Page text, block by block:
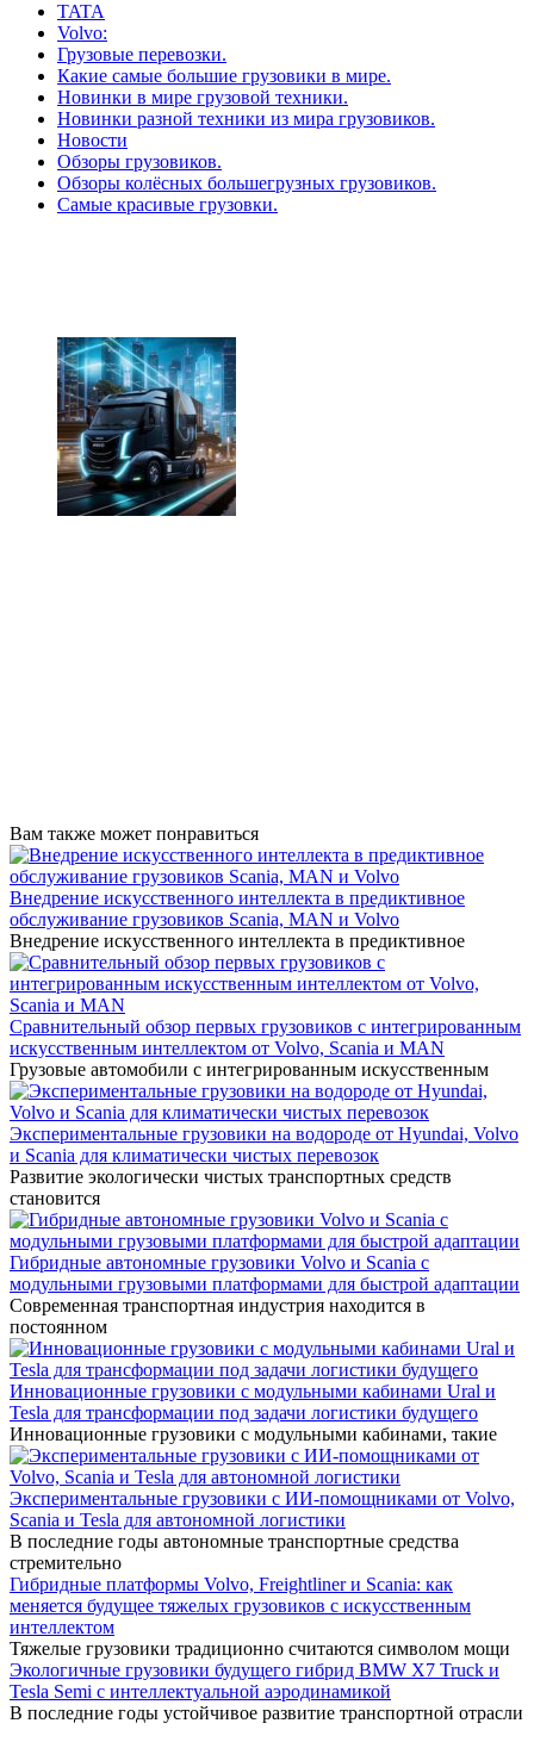
TATA
Volvo:
Грузовые перевозки.
Какие самые большие грузовики в мире.
Новинки в мире грузовой техники.
Новинки разной техники из мира грузовиков.
Новости
Обзоры грузовиков.
Обзоры колёсных большегрузных грузовиков.
Самые красивые грузовки.
Вам также может понравиться
Внедрение искусственного интеллекта в предиктивное
обслуживание грузовиков Scania, MAN и Volvo
Внедрение искусственного интеллекта в предиктивное
Сравнительный обзор первых грузовиков с интегрированным
искусственным интеллектом от Volvo, Scania и MAN
Грузовые автомобили с интегрированным искусственным
Экспериментальные грузовики на водороде от Hyundai, Volvo
и Scania для климатически чистых перевозок
Развитие экологически чистых транспортных средств
становится
Гибридные автономные грузовики Volvo и Scania с
модульными грузовыми платформами для быстрой адаптации
Современная транспортная индустрия находится в
постоянном
Инновационные грузовики с модульными кабинами Ural и
Tesla для трансформации под задачи логистики будущего
Инновационные грузовики с модульными кабинами, такие
Экспериментальные грузовики с ИИ-помощниками от Volvo,
Scania и Tesla для автономной логистики
В последние годы автономные транспортные средства
стремительно
Гибридные платформы Volvo, Freightliner и Scania: как
меняется будущее тяжелых грузовиков с искусственным
интеллектом
Тяжелые грузовики традиционно считаются символом мощи
Экологичные грузовики будущего гибрид BMW X7 Truck и
Tesla Semi с интеллектуальной аэродинамикой
В последние годы устойчивое развитие транспортной отрасли